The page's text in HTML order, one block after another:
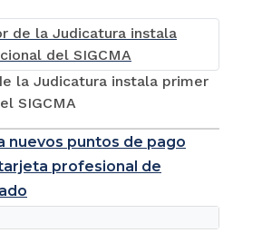
la Judicatura instala primer
SIGCMA
nuevos puntos de pago
profesional de